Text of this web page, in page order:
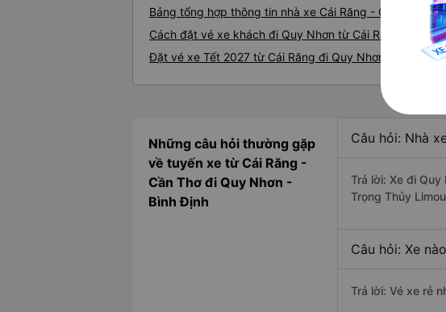
Bảng tổng hợp thông tin nhà xe Cái Răng - Quy Nhơn
Cách đặt vé xe khách đi Quy Nhơn từ Cái Răng nhanh
Đặt vé xe Tết 2027 từ Cái Răng đi Quy Nhơn
Những câu hỏi thường gặp
về tuyến xe từ Cái Răng -
Cần Thơ đi Quy Nhơn -
Bình Định
Câu hỏi: Nhà
Trả lời: Xe đi
Trọng Thủy
Câu hỏi: Xe
Trả lời: Vé xe rẻ